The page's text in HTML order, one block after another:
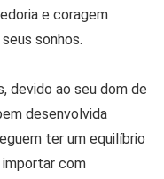
e coragem
sonhos.
devido ao seu dom de
desenvolvida
ter um equilíbrio
com